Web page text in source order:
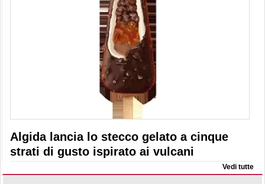
Algida lancia lo stecco gelato a cinque
strati di gusto ispirato ai vulcani
Vedi tutte